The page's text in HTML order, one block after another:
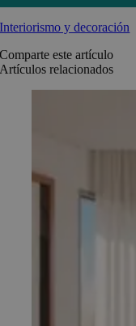
Interiorismo y decoración
Comparte este artículo
Artículos relacionados